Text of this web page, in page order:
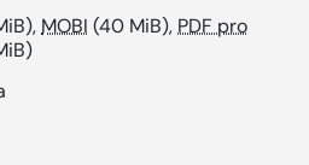
MOBI (40 MiB), PDF pro